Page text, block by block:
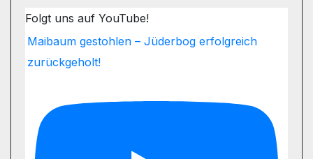
Folgt uns auf YouTube!
Maibaum gestohlen – Jüderbog erfolgreich
zurückgeholt!